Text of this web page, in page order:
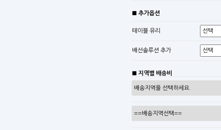
■ 추가옵션
테이블 유리
배선솔루션 추가
■ 지역별 배송비